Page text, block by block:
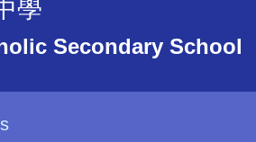
學
Secondary School